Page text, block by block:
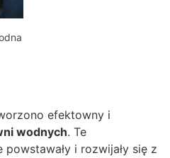
efektowny i
wodnych. Te
i rozwijały się z